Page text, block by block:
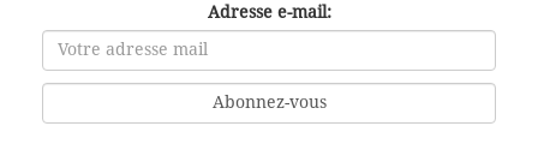
Adresse e-mail: